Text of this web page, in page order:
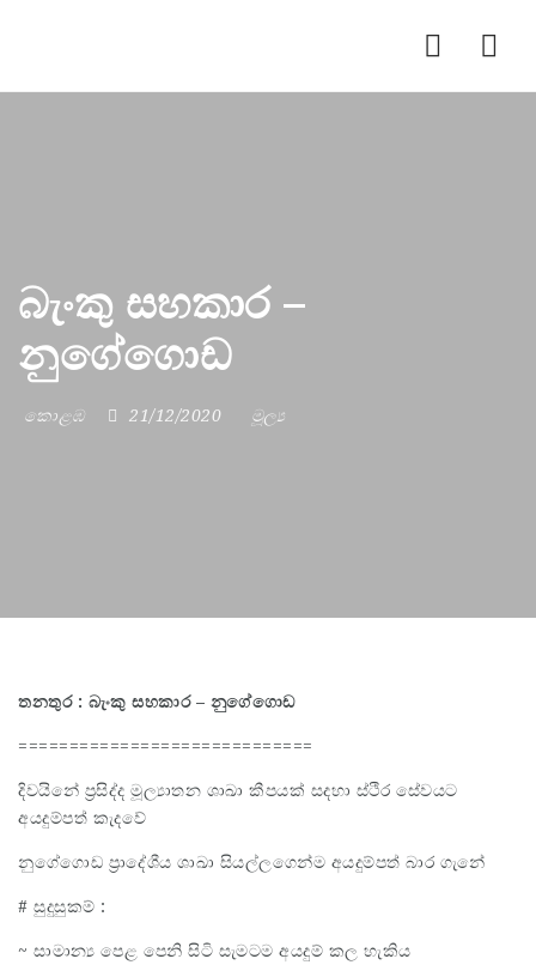
බැංකු සහකාර –
නුගේගොඩ
කොළඹ 21/12/2020 මූල්‍ය
තනතුර : බැංකු සහකාර – නුගේගොඩ
=============================
දිවයිනේ ප්‍රසිද්ද මූල්‍යාතන ශාඛා කීපයක් සදහා ස්ථිර සේවයට
අයදුම්පත් කැදවේ
නුගේගොඩ ප්‍රාදේශීය ශාඛා සියල්ලගෙන්ම අයදුම්පත් බාර ගැනේ
# සුදුසුකම් :
~ සාමාන්‍ය පෙළ පෙනි සිටි සැමටම අයදුම් කල හැකිය